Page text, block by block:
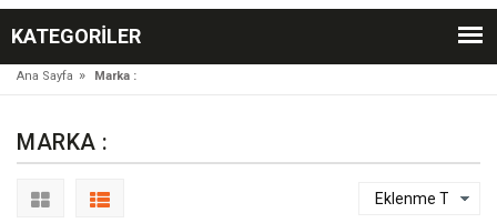
KATEGORILER
Ana Sayfa » Marka :
MARKA :